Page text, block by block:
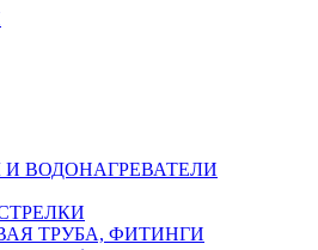
ВОДОНАГРЕВАТЕЛИ
ТРУБА, ФИТИНГИ